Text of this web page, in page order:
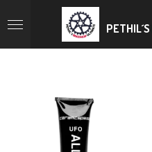
Hauptinhalt
PETHIL´S